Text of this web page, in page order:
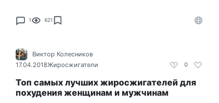
1 621
0
Виктор Колесников
17.04.2018Жиросжигатели
Топ самых лучших жиросжигателей для
похудения женщинам и мужчинам